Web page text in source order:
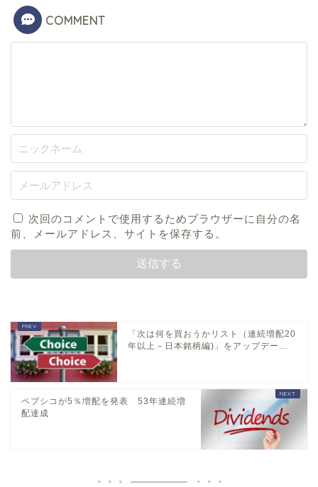
COMMENT
次回のコメントで使用するためブラウザーに自分の名
前、メールアドレス、サイトを保存する。
「次は何を買おうかリスト（連続増配20
年以上－日本銘柄編)」をアップデー...
ペプシコが5％増配を発表 53年連続増
配達成